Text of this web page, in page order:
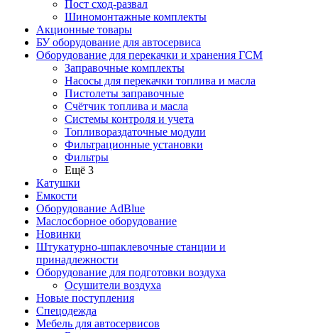
Пост сход-развал
Шиномонтажные комплекты
Акционные товары
БУ оборудование для автосервиса
Оборудование для перекачки и хранения ГСМ
Заправочные комплекты
Насосы для перекачки топлива и масла
Пистолеты заправочные
Счётчик топлива и масла
Системы контроля и учета
Топливораздаточные модули
Фильтрационные установки
Фильтры
Ещё 3
Катушки
Емкости
Оборудование AdBlue
Маслосборное оборудование
Новинки
Штукатурно-шпаклевочные станции и
принадлежности
Оборудование для подготовки воздуха
Осушители воздуха
Новые поступления
Спецодежда
Мебель для автосервисов